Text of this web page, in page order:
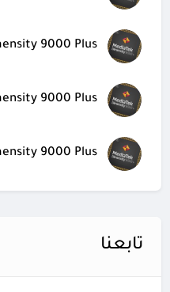
9000 Plus
تابعنا